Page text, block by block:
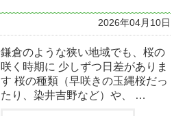
2026年04月10日
鎌倉のような狭い地域でも、桜の
咲く時期に 少しずつ日差がありま
す 桜の種類（早咲きの玉縄桜だっ
たり、染井吉野など）や、 …